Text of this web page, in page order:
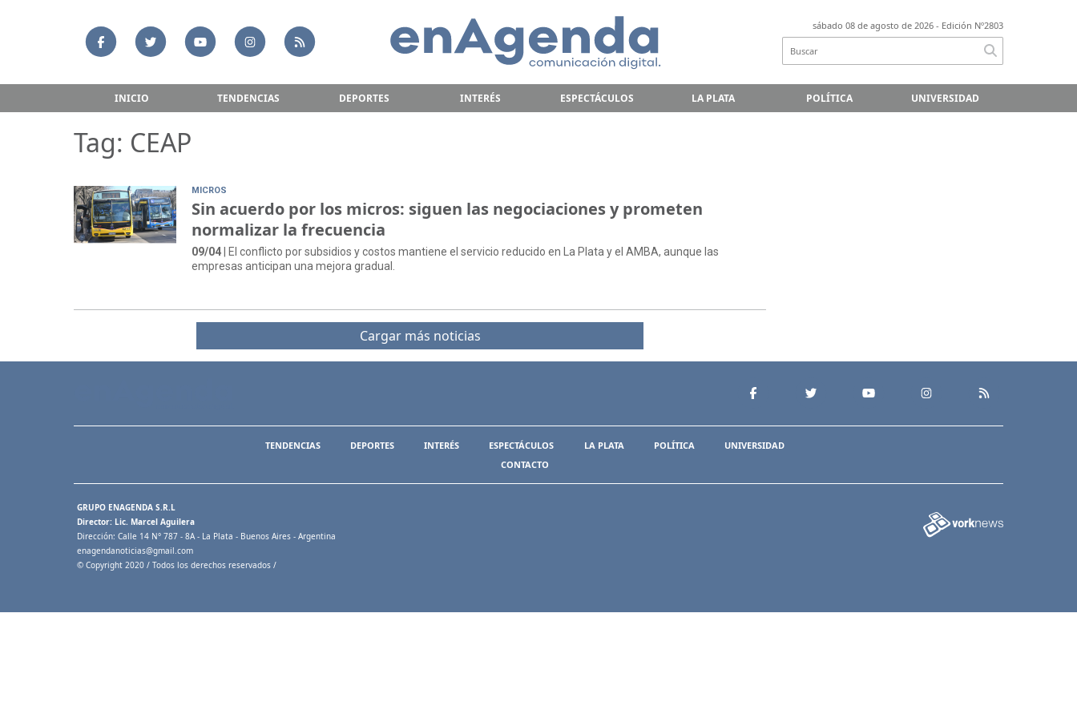
sábado 08 de agosto de 2026 - Edición Nº2803
INICIO TENDENCIAS DEPORTES INTERÉS ESPECTÁCULOS LA PLATA POLÍTICA UNIVERSIDAD
Tag: CEAP
MICROS
Sin acuerdo por los micros: siguen las negociaciones y prometen
normalizar la frecuencia
09/04 | El conflicto por subsidios y costos mantiene el servicio reducido en La Plata y el AMBA, aunque las
empresas anticipan una mejora gradual.
Cargar más noticias
TENDENCIAS DEPORTES INTERÉS ESPECTÁCULOS LA PLATA POLÍTICA
UNIVERSIDAD
CONTACTO
GRUPO ENAGENDA S.R.L
Director: Lic. Marcel Aguilera
Dirección: Calle 14 N° 787 - 8A - La Plata - Buenos Aires - Argentina
enagendanoticias@gmail.com
© Copyright 2020 / Todos los derechos reservados /